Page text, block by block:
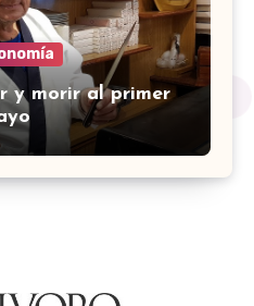
y morir al primer